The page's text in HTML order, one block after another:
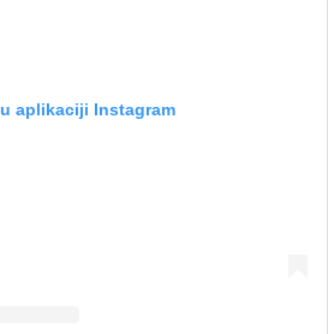
aplikaciji Instagram